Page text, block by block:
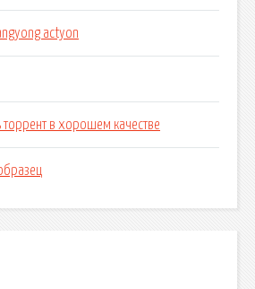
actyon
торрент в хорошем качестве